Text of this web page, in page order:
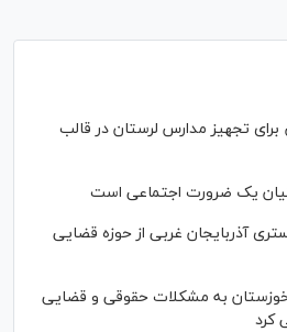
برای تجهیز مدارس لرستان در قالب
یک ضرورت اجتماعی است
آذربایجان غربی از حوزه قضایی
به مشکلات حقوقی و قضایی